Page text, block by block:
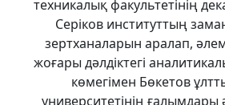
техникалық факультетінің
Серіков институттың
зертханаларын аралап,
жоғары дәлдіктегі
көмегімен Бөкетов
университетінің ғалымдары